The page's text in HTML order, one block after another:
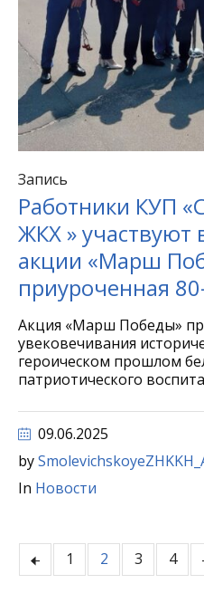
Запись
Работники КУП
ЖКХ » участвуют
акции «Марш
приуроченная
Акция «Марш Победы»
увековечивания
героическом прошлом
патриотического
09.06.2025
by
In Новости
1 2 3 4